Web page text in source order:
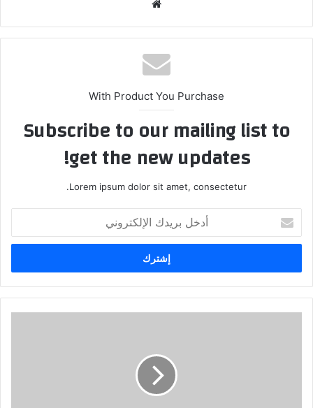
الوي
ب
With Product You Purchase
Subscribe to our mailing list to
get the new updates!
Lorem ipsum dolor sit amet, consectetur.
خ
ب
ر